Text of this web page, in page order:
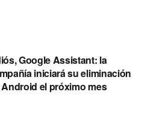
Google Assistant: la
iniciará su eliminación
el próximo mes